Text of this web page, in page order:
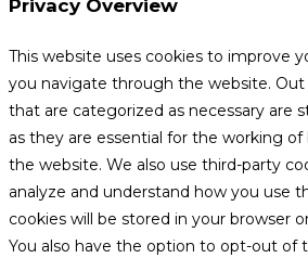
Privacy Overview
This website uses cookies to improve
you navigate through the website.
that are categorized as necessary are
as they are essential for the working
the website. We also use third-party
analyze and understand how you use
cookies will be stored in your browser
You also have the option to opt-out of